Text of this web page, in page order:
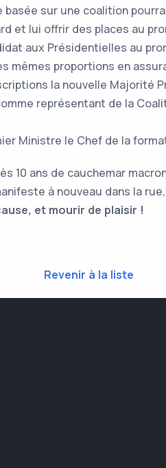
sur une coalition
et lui offrir des places au
aux Présidentielles au
mêmes proportions en
la nouvelle Majorité
représentant de la
Ministre le Chef de la
10 ans de cauchemar
à nouveau dans la
et mourir de plaisir !
Revenir à la liste